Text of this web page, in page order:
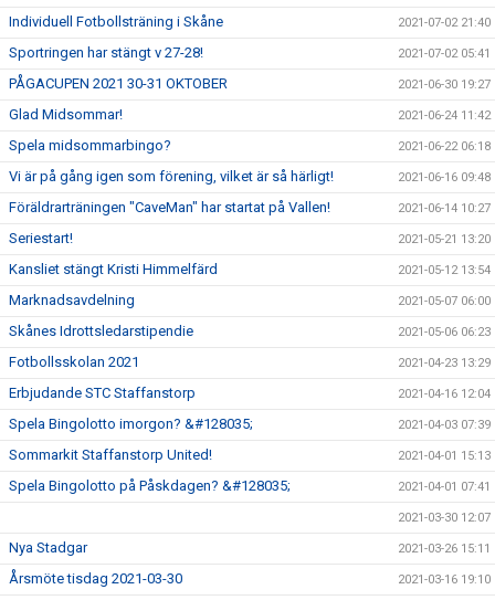
Individuell Fotbollsträning i Skåne 2021-07-02 21:40
Sportringen har stängt v 27-28! 2021-07-02 05:41
PÅGACUPEN 2021 30-31 OKTOBER 2021-06-30 19:27
Glad Midsommar! 2021-06-24 11:42
Spela midsommarbingo? 2021-06-22 06:18
Vi är på gång igen som förening, vilket är så härligt! 2021-06-16 09:48
Föräldrarträningen "CaveMan" har startat på Vallen! 2021-06-14 10:27
Seriestart! 2021-05-21 13:20
Kansliet stängt Kristi Himmelfärd 2021-05-12 13:54
Marknadsavdelning 2021-05-07 06:00
Skånes Idrottsledarstipendie 2021-05-06 06:23
Fotbollsskolan 2021 2021-04-23 13:29
Erbjudande STC Staffanstorp 2021-04-16 12:04
Spela Bingolotto imorgon? &#128035; 2021-04-03 07:39
Sommarkit Staffanstorp United! 2021-04-01 15:13
Spela Bingolotto på Påskdagen? &#128035; 2021-04-01 07:41
2021-03-30 12:07
Nya Stadgar 2021-03-26 15:11
Årsmöte tisdag 2021-03-30 2021-03-16 19:10